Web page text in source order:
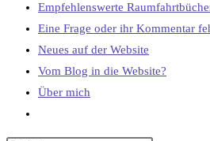
Empfehlenswerte
Eine Frage oder ihr Kommentar
Neues auf der Website
Vom Blog in die Website?
Über mich